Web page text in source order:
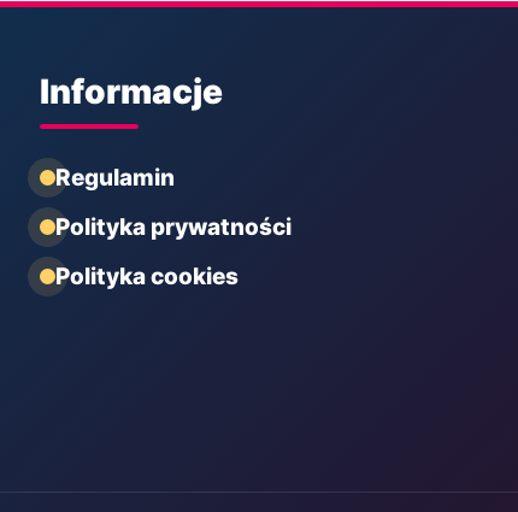
Informacje
Regulamin
Polityka prywatności
Polityka cookies